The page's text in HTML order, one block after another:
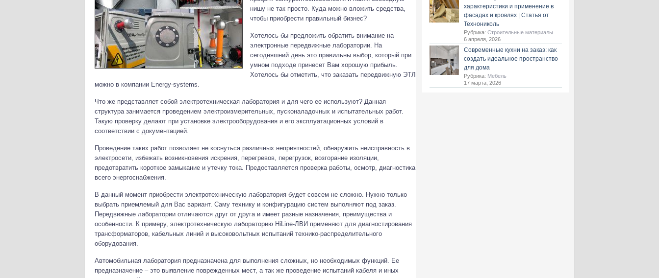
нишу не так просто. Куда можно вложить средства,
чтобы приобрести правильный бизнес?
Хотелось бы предложить обратить внимание на
электронные передвижные лаборатории. На
сегодняшний день это правильны выбор, который при
умном подходе принесет Вам хорошую прибыль.
Хотелось бы отметить, что заказать передвижную ЭТЛ
можно в компании Energy-systems.
Что же представляет собой электротехническая лаборатория и для чего ее используют? Данная
структура занимается проведением электроизмерительных, пусконаладочных и испытательных работ.
Такую проверку делают при установке электрооборудования и его эксплуатационных условий в
соответствии с документацией.
Проведение таких работ позволяет не коснуться различных неприятностей, обнаружить неисправность в
электросети, избежать возникновения искрения, перегревов, перегрузок, возгорание изоляции,
предотвратить короткое замыкание и утечку тока. Предоставляется проверка работы, осмотр, диагностика
всего энергоснабжения.
В данный момент приобрести электротехническую лаборатория будет совсем не сложно. Нужно только
выбрать приемлемый для Вас вариант. Саму технику и конфигурацию систем выполняют под заказ.
Передвижные лаборатории отличаются друг от друга и имеет разные назначения, преимущества и
особенности. К примеру, электротехническую лабораторию HiLine-ЛВИ применяют для диагностирования
трансформаторов, кабельных линий и высоковольтных испытаний технико-распределительного
оборудования.
Автомобильная лаборатория предназначена для выполнения сложных, но необходимых функций. Ее
предназначение – это выявление поврежденных мест, а так же проведение испытаний кабеля и иных
характеристики и применение в
фасадах и кровлях | Статья от
Технониколь
Рубрика: Строительные материалы
6 апреля, 2026
Современные кухни на заказ: как
создать идеальное пространство
для дома
Рубрика: Мебель
17 марта, 2026